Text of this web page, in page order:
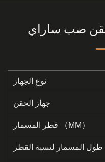
حقن صب ساراي
نوع الجهاز
قطر المسمار （MM）